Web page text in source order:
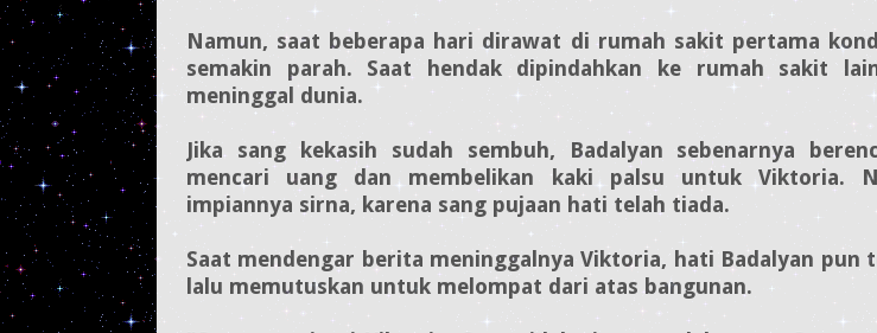
Namun, saat beberapa hari dirawat di rumah sakit pertama
semakin parah. Saat hendak dipindahkan ke rumah sakit
meninggal dunia.
Jika sang kekasih sudah sembuh, Badalyan sebenarnya
mencari uang dan membelikan kaki palsu untuk Viktoria.
impiannya sirna, karena sang pujaan hati telah tiada.
Saat mendengar berita meninggalnya Viktoria, hati Badalyan pun
lalu memutuskan untuk melompat dari atas bangunan.